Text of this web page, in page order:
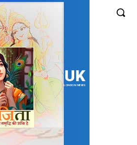
UK
LONDON NEWS